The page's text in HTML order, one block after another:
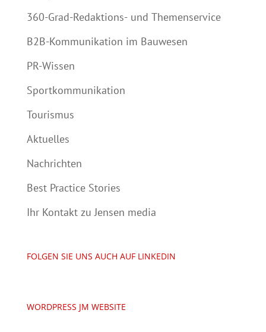
360-Grad-Redaktions- und Themenservice
B2B-Kommunikation im Bauwesen
PR-Wissen
Sportkommunikation
Tourismus
Aktuelles
Nachrichten
Best Practice Stories
Ihr Kontakt zu Jensen media
FOLGEN SIE UNS AUCH AUF LINKEDIN
WORDPRESS JM WEBSITE